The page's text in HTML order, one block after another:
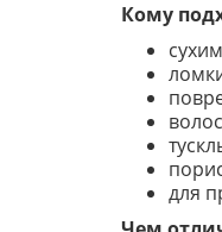
Кому
для